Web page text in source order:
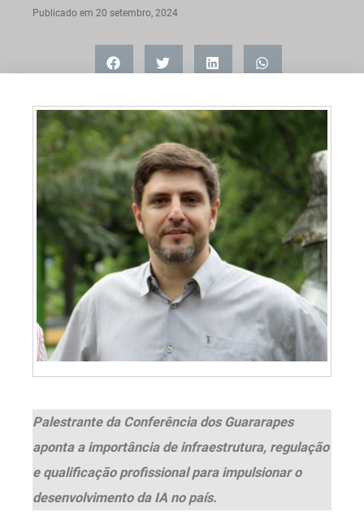
Publicado em 20 setembro, 2024
Palestrante da Conferência dos Guararapes
aponta a importância de infraestrutura, regulação
e qualificação profissional para impulsionar o
desenvolvimento da IA no país.